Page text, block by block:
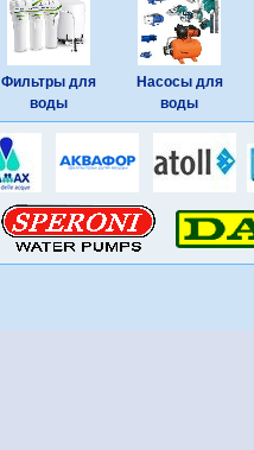
Фильтры для
воды
Насосы для
воды